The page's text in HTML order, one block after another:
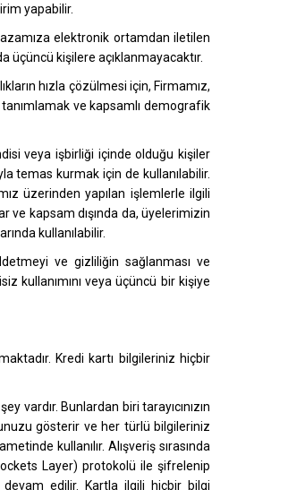
yapabilir.
elektronik ortamdan iletilen
üçüncü kişilere açıklanmayacaktır.
hızla çözülmesi için, Firmamız,
ve kapsamlı demografik
veya işbirliği içinde olduğu kişiler
temas kurmak için de kullanılabilir.
üzerinden yapılan işlemlerle ilgili
ve kapsam dışında da, üyelerimizin
kullanılabilir.
ve gizliliğin sağlanması ve
kullanımını veya üçüncü bir kişiye
Kredi kartı bilgileriniz hiçbir
Bunlardan biri tarayıcınızın
gösterir ve her türlü bilgileriniz
kullanılır. Alışveriş sırasında
Layer) protokolü ile şifrelenip
devam edilir. Kartla ilgili hiçbir bilgi